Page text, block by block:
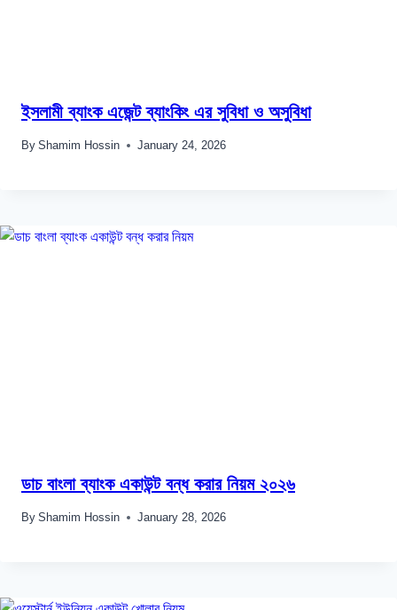
ইসলামী ব্যাংক এজেন্ট ব্যাংকিং এর সুবিধা ও অসুবিধা
By Shamim Hossin January 24, 2026
ডাচ বাংলা ব্যাংক একাউন্ট বন্ধ করার নিয়ম ২০২৬
By Shamim Hossin January 28, 2026